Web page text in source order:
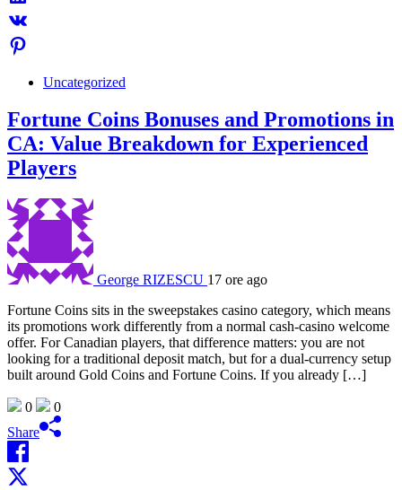
Uncategorized
Fortune Coins Bonuses and Promotions in
CA: Value Breakdown for Experienced
Players
George RIZESCU 17 ore ago
Fortune Coins sits in the sweepstakes casino category, which means
its promotions work differently from a normal cash-casino welcome
offer. For Canadian players, that difference matters: you are not
looking for a traditional deposit match, but for a dual-currency setup
built around Gold Coins and Fortune Coins. If you already […]
0
0
Share